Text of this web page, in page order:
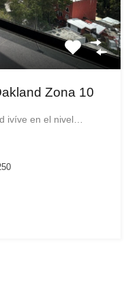
Zona 10
ivíve en el nivel…